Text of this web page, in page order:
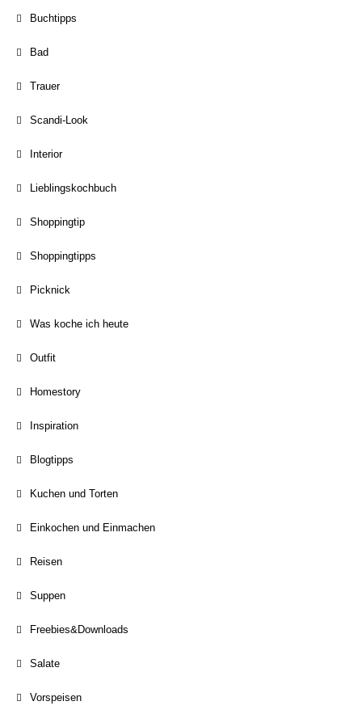
Buchtipps
Bad
Trauer
Scandi-Look
Interior
Lieblingskochbuch
Shoppingtip
Shoppingtipps
Picknick
Was koche ich heute
Outfit
Homestory
Inspiration
Blogtipps
Kuchen und Torten
Einkochen und Einmachen
Reisen
Suppen
Freebies&Downloads
Salate
Vorspeisen